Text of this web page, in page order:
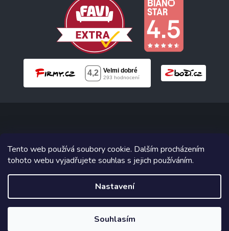
Tento web používá soubory cookie. Dalším procházením
tohoto webu vyjadřujete souhlas s jejich používáním.
Nastavení
Souhlasím
Copyright 2026 Neonabytek.cz
. Všechna práva vyhrazena.
Grafický návrh vytvořil a na Shoptet implementoval Tomáš Hlad
Shoptetak.cz.